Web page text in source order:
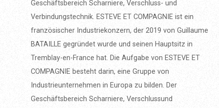
Geschäftsbereich Scharniere, Verschluss- und
Verbindungstechnik. ESTEVE ET COMPAGNIE ist ein
französischer Industriekonzern, der 2019 von Guillaume
BATAILLE gegründet wurde und seinen Hauptsitz in
Tremblay-en-France hat. Die Aufgabe von ESTEVE ET
COMPAGNIE besteht darin, eine Gruppe von
Industrieunternehmen in Europa zu bilden. Der
Geschäftsbereich Scharniere, Verschlussund